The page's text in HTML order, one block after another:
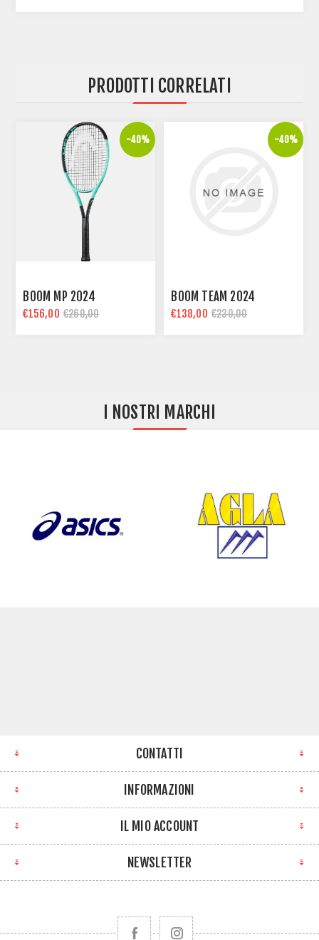
PRODOTTI CORRELATI
-40%
BOOM MP 2024
€156,00 €260,00
-40%
BOOM TEAM 2024
€138,00 €230,00
I NOSTRI MARCHI
CONTATTI
INFORMAZIONI
IL MIO ACCOUNT
NEWSLETTER